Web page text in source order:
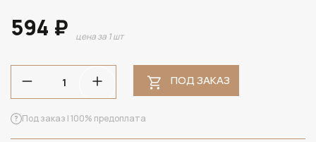
594 ₽ цена за 1 шт
ПОД ЗАКАЗ
Под заказ | 100% предоплата